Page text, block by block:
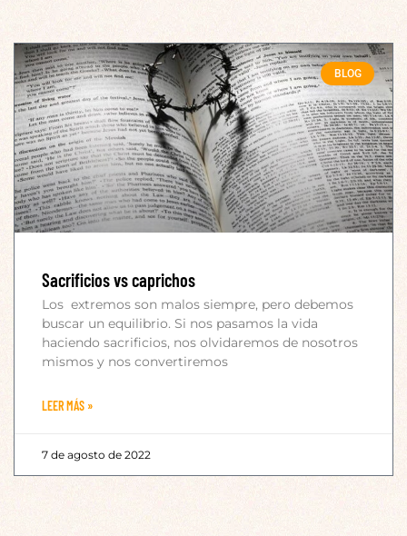
BLOG
Sacrificios vs caprichos
Los extremos son malos siempre, pero debemos
buscar un equilibrio. Si nos pasamos la vida
haciendo sacrificios, nos olvidaremos de nosotros
mismos y nos convertiremos
LEER MÁS »
7 de agosto de 2022